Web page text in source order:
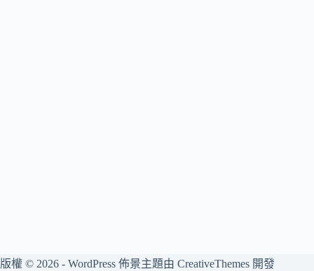
版權 © 2026 - WordPress 佈景主題由 CreativeThemes 開發